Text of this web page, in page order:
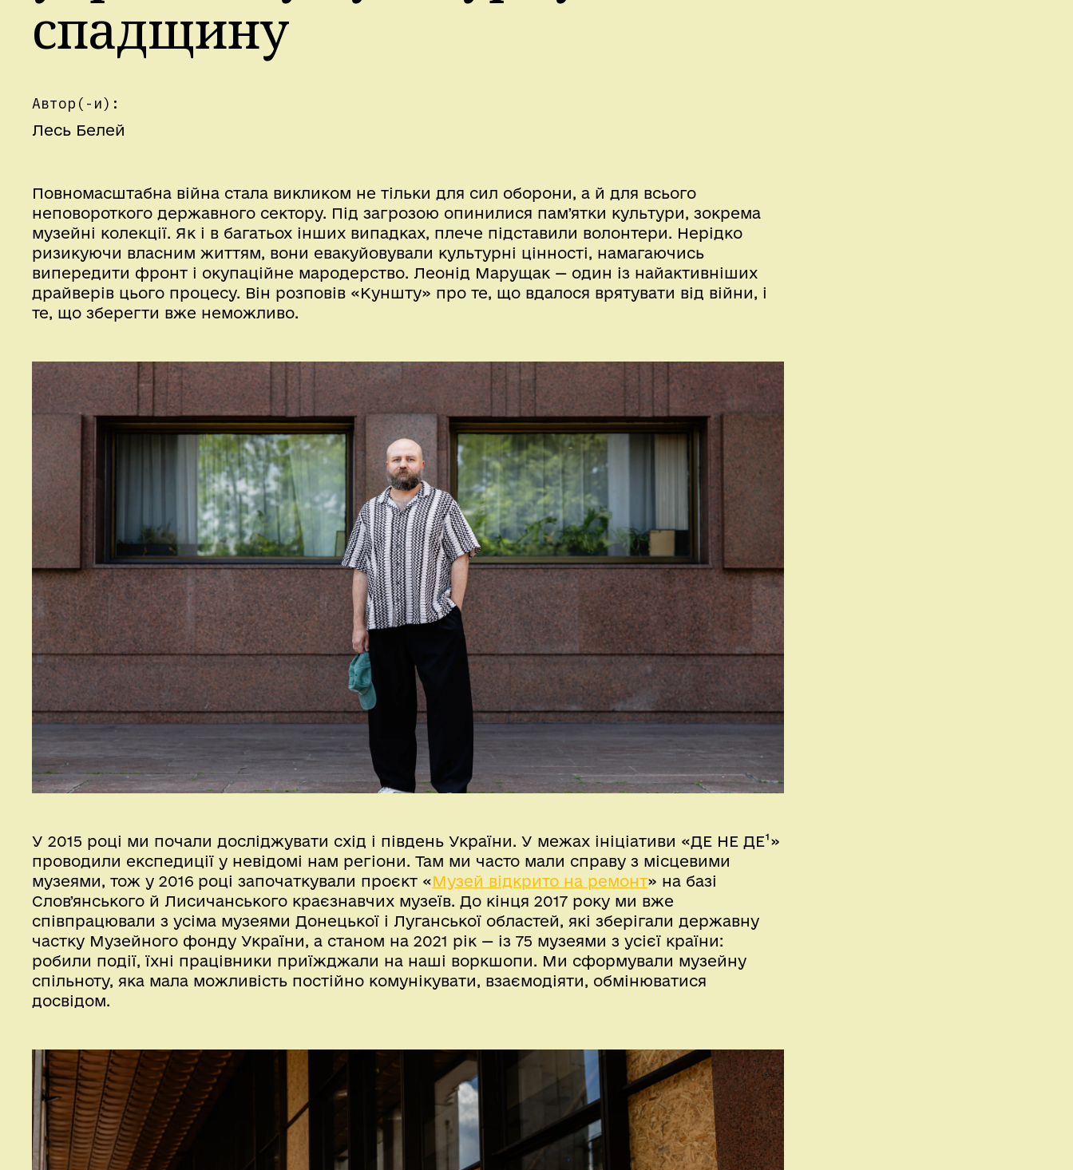
спадщину
Автор(-и):
Лесь Белей
Повномасштабна війна стала викликом не тільки для сил оборони, а й для всього
неповороткого державного сектору. Під загрозою опинилися памʼятки культури, зокрема
музейні колекції. Як і в багатьох інших випадках, плече підставили волонтери. Нерідко
ризикуючи власним життям, вони евакуйовували культурні цінності, намагаючись
випередити фронт і окупаційне мародерство. Леонід Марущак — один із найактивніших
драйверів цього процесу. Він розповів «Куншту» про те, що вдалося врятувати від війни, і
те, що зберегти вже неможливо.
У 2015 році ми почали досліджувати схід і південь України. У межах ініціативи «ДЕ НЕ ДЕ¹»
проводили експедиції у невідомі нам регіони. Там ми часто мали справу з місцевими
музеями, тож у 2016 році започаткували проєкт «Музей відкрито на ремонт» на базі
Словʼянського й Лисичанського краєзнавчих музеїв. До кінця 2017 року ми вже
співпрацювали з усіма музеями Донецької і Луганської областей, які зберігали державну
частку Музейного фонду України, а станом на 2021 рік — із 75 музеями з усієї країни:
робили події, їхні працівники приїжджали на наші воркшопи. Ми сформували музейну
спільноту, яка мала можливість постійно комунікувати, взаємодіяти, обмінюватися
досвідом.